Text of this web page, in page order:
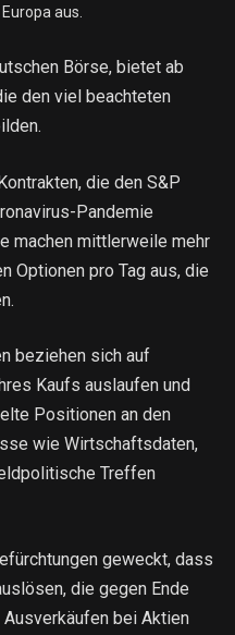
aus.
Börse, bietet ab
den viel beachteten
die den S&P
Pandemie
machen mittlerweile mehr
Optionen pro Tag aus, die
beziehen sich auf
Kaufs auslaufen und
Positionen an den
wie Wirtschaftsdaten,
Treffen
geweckt, dass
die gegen Ende
bei Aktien